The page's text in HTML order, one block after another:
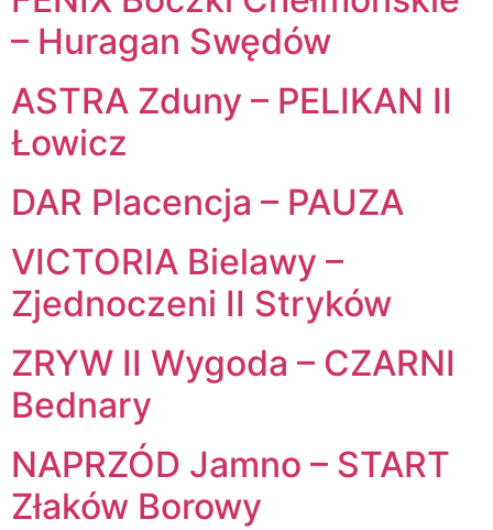
– Huragan Swędów
ASTRA Zduny – PELIKAN II
Łowicz
DAR Placencja – PAUZA
VICTORIA Bielawy –
Zjednoczeni II Stryków
ZRYW II Wygoda – CZARNI
Bednary
NAPRZÓD Jamno – START
Złaków Borowy